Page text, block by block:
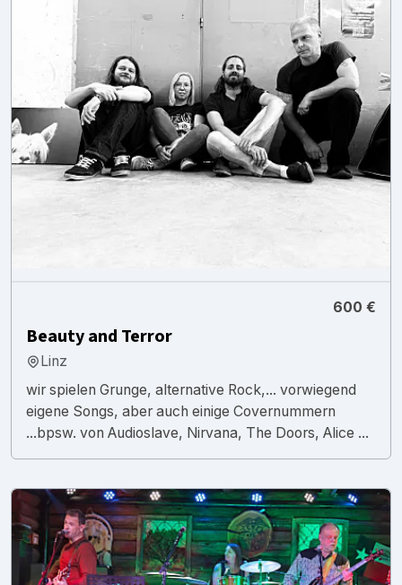
600 €
Beauty and Terror
Linz
wir spielen Grunge, alternative Rock,... vorwiegend
eigene Songs, aber auch einige Covernummern
...bpsw. von Audioslave, Nirvana, The Doors, Alice ...